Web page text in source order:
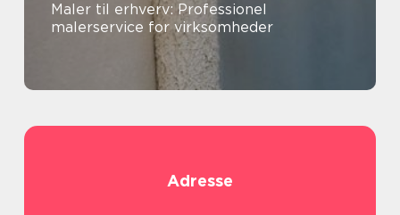
Maler til erhverv: Professionel
malerservice for virksomheder
Adresse